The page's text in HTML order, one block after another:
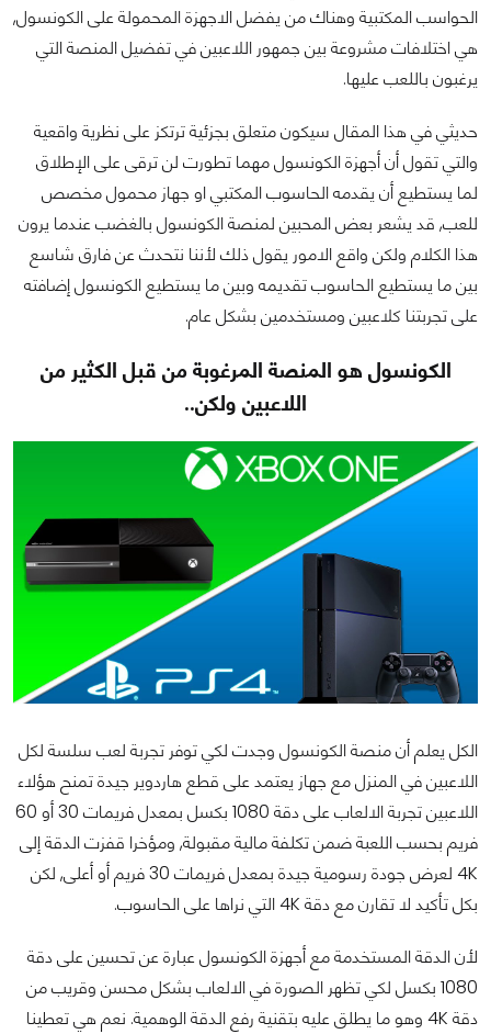
الحواسب المكتبية وهناك من يفضل الاجهزة المحمولة على الكونسول,
هي اختلافات مشروعة بين جمهور اللاعبين في تفضيل المنصة التي
يرغبون باللعب عليها.
حديثي في هذا المقال سيكون متعلق بجزئية ترتكز على نظرية واقعية
والتي تقول أن أجهزة الكونسول مهما تطورت لن ترقى على الإطلاق
لما يستطيع أن يقدمه الحاسوب المكتبي او جهاز محمول مخصص
للعب, قد يشعر بعض المحبين لمنصة الكونسول بالغضب عندما يرون
هذا الكلام ولكن واقع الامور يقول ذلك لأننا نتحدث عن فارق شاسع
بين ما يستطيع الحاسوب تقديمه وبين ما يستطيع الكونسول إضافته
على تجربتنا كلاعبين ومستخدمين بشكل عام.
الكونسول هو المنصة المرغوبة من قبل الكثير من
اللاعبين ولكن..
الكل يعلم أن منصة الكونسول وجدت لكي توفر تجربة لعب سلسة لكل
اللاعبين في المنزل مع جهاز يعتمد على قطع هاردوير جيدة تمنح هؤلاء
اللاعبين تجربة الالعاب على دقة 1080 بكسل بمعدل فريمات 30 أو 60
فريم بحسب اللعبة ضمن تكلفة مالية مقبولة, ومؤخرا قفزت الدقة إلى
4K لعرض جودة رسومية جيدة بمعدل فريمات 30 فريم أو أعلى, لكن
بكل تأكيد لا تقارن مع دقة 4K التي نراها على الحاسوب.
لأن الدقة المستخدمة مع أجهزة الكونسول عبارة عن تحسين على دقة
1080 بكسل لكي تظهر الصورة في الالعاب بشكل محسن وقريب من
دقة 4K وهو ما يطلق عليه بتقنية رفع الدقة الوهمية. نعم هي تعطينا